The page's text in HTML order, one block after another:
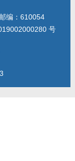
编：610054
号